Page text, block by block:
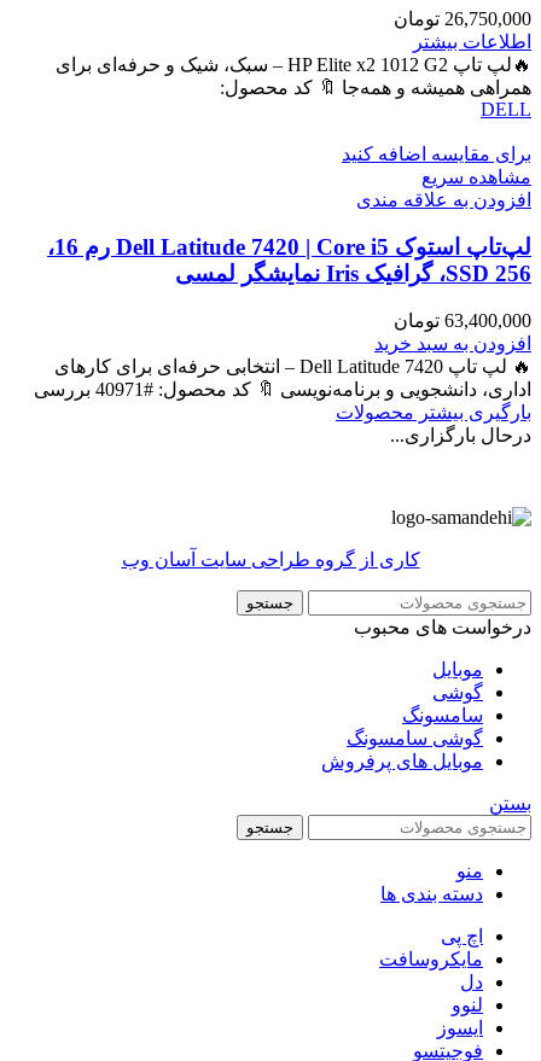
26,750,000 تومان
اطلاعات بیشتر
🔥لپ تاپ HP Elite x2 1012 G2 – سبک، شیک و حرفه‌ای برای
همراهی همیشه و همه‌جا 🔖 کد محصول:
DELL
برای مقایسه اضافه کنید
مشاهده سریع
افزودن به علاقه مندی
لپ‌تاپ استوک Dell Latitude 7420 | Core i5 رم 16،
SSD 256، گرافیک Iris نمایشگر لمسی
63,400,000 تومان
افزودن به سبد خرید
🔥 لپ تاپ Dell Latitude 7420 – انتخابی حرفه‌ای برای کارهای
اداری، دانشجویی و برنامه‌نویسی 🔖 کد محصول: #40971 بررسی
بارگیری بیشتر محصولات
درحال بارگزاری...
کاری از گروه طراحی سایت آسان وب
جستجو
درخواست های محبوب
موبایل
گوشی
سامسونگ
گوشی سامسونگ
موبایل های پرفروش
بستن
جستجو
منو
دسته بندی ها
اچ پی
مایکروسافت
دل
لنوو
ایسوز
فوجیتسو